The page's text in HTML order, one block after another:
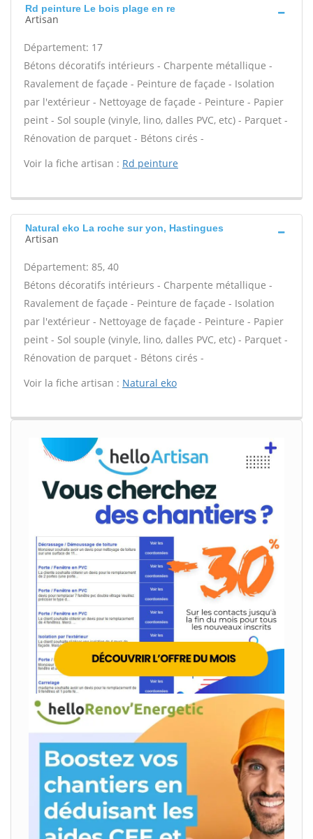
Rd peinture Le bois plage en re
Artisan
Département: 17
Bétons décoratifs intérieurs - Charpente métallique -
Ravalement de façade - Peinture de façade - Isolation
par l'extérieur - Nettoyage de façade - Peinture - Papier
peint - Sol souple (vinyle, lino, dalles PVC, etc) - Parquet -
Rénovation de parquet - Bétons cirés -
Voir la fiche artisan : Rd peinture
Natural eko La roche sur yon, Hastingues
Artisan
Département: 85, 40
Bétons décoratifs intérieurs - Charpente métallique -
Ravalement de façade - Peinture de façade - Isolation
par l'extérieur - Nettoyage de façade - Peinture - Papier
peint - Sol souple (vinyle, lino, dalles PVC, etc) - Parquet -
Rénovation de parquet - Bétons cirés -
Voir la fiche artisan : Natural eko